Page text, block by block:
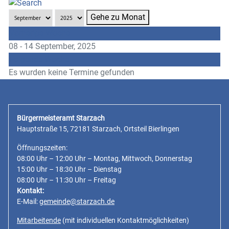
Gehe zu Monat
08 - 14 September, 2025
Es wurden keine Termine gefunden
Bürgermeisteramt Starzach
Hauptstraße 15, 72181 Starzach, Ortsteil Bierlingen
Öffnungszeiten:
08:00 Uhr – 12:00 Uhr – Montag, Mittwoch, Donnerstag
15:00 Uhr – 18:30 Uhr – Dienstag
08:00 Uhr – 11:30 Uhr – Freitag
Kontakt:
E-Mail:gemeinde@starzach.de
Mitarbeitende (mit individuellen Kontaktmöglichkeiten)